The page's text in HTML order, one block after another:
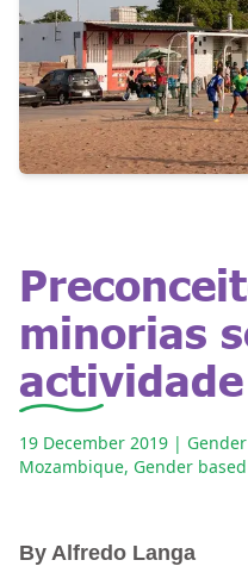
minorias
19 December 2019 |
Mozambique, Gender
By Alfredo Langa